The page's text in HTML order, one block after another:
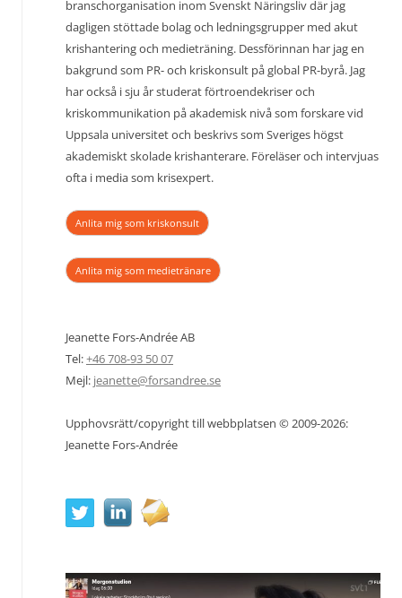
branschorganisation inom Svenskt Näringsliv där jag
dagligen stöttade bolag och ledningsgrupper med akut
krishantering och medieträning. Dessförinnan har jag en
bakgrund som PR- och kriskonsult på global PR-byrå. Jag
har också i sju år studerat förtroendekriser och
kriskommunikation på akademisk nivå som forskare vid
Uppsala universitet och beskrivs som Sveriges högst
akademiskt skolade krishanterare. Föreläser och intervjuas
ofta i media som krisexpert.
Anlita mig som kriskonsult
Anlita mig som medietränare
Jeanette Fors-Andrée AB
Tel:+46 708-93 50 07
Mejl: jeanette@forsandree.se
Upphovsrätt/copyright till webbplatsen © 2009-2026:
Jeanette Fors-Andrée